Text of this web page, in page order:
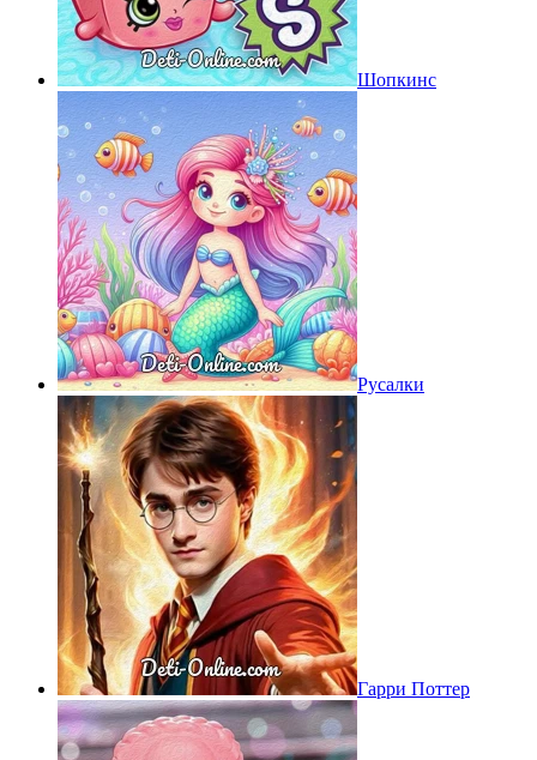
Шопкинс
Русалки
Гарри Поттер